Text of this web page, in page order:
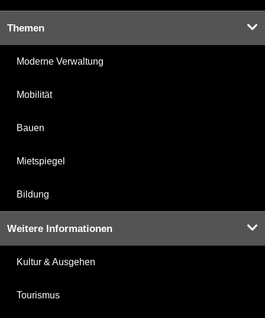
Themen
Moderne Verwaltung
Mobilität
Bauen
Mietspiegel
Bildung
Weitere Informationen
Kultur & Ausgehen
Tourismus